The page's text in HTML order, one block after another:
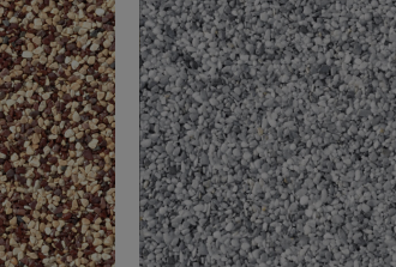
lze
vybrat
na
stránce
produktu